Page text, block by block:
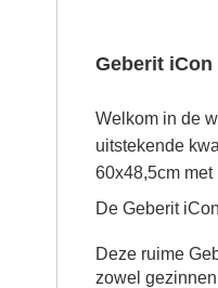
images
gallery
Geberit
Welkom in de
uitstekende
60x48,5cm met
De Geberit
Deze ruime
zowel